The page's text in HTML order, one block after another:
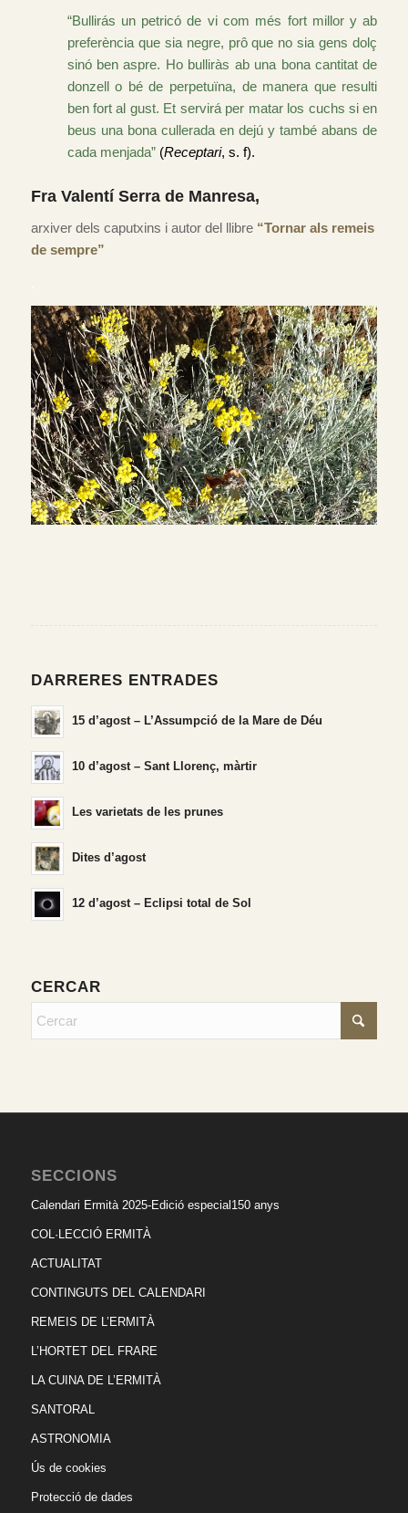
“Bullirás un petricó de vi com més fort millor y ab
preferència que sia negre, prô que no sia gens dolç
sinó ben aspre. Ho bulliràs ab una bona cantitat de
donzell o bé de perpetuïna, de manera que resulti
ben fort al gust. Et servirá per matar los cuchs si en
beus una bona cullerada en dejú y també abans de
cada menjada” (Receptari, s. f).
Fra Valentí Serra de Manresa,
arxiver dels caputxins i autor del llibre “Tornar als remeis
de sempre”
DARRERES ENTRADES
15 d’agost – L’Assumpció de la Mare de Déu
10 d’agost – Sant Llorenç, màrtir
Les varietats de les prunes
Dites d’agost
12 d’agost – Eclipsi total de Sol
CERCAR
SECCIONS
Calendari Ermità 2025-Edició especial150 anys
COL·LECCIÓ ERMITÀ
ACTUALITAT
CONTINGUTS DEL CALENDARI
REMEIS DE L’ERMITÀ
L’HORTET DEL FRARE
LA CUINA DE L’ERMITÀ
SANTORAL
ASTRONOMIA
Ús de cookies
Protecció de dades